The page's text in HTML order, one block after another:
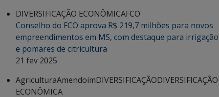
DIVERSIFICAÇÃO ECONÔMICAFCO
Conselho do FCO aprova R$ 219,7 milhões para novos
empreendimentos em MS, com destaque para irrigação
e pomares de citricultura
21 fev 2025
AgriculturaAmendoimDIVERSIFICAÇÃODIVERSIFICAÇÃO
ECONÔMICA